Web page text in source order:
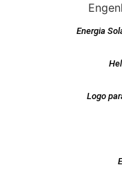
Energia
Logo